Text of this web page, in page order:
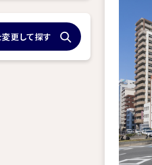
更して探す